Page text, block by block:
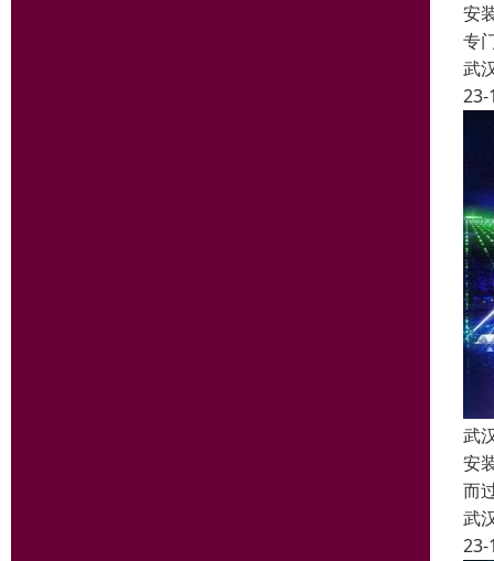
安
专
武
23-
武
安
而
武
23-